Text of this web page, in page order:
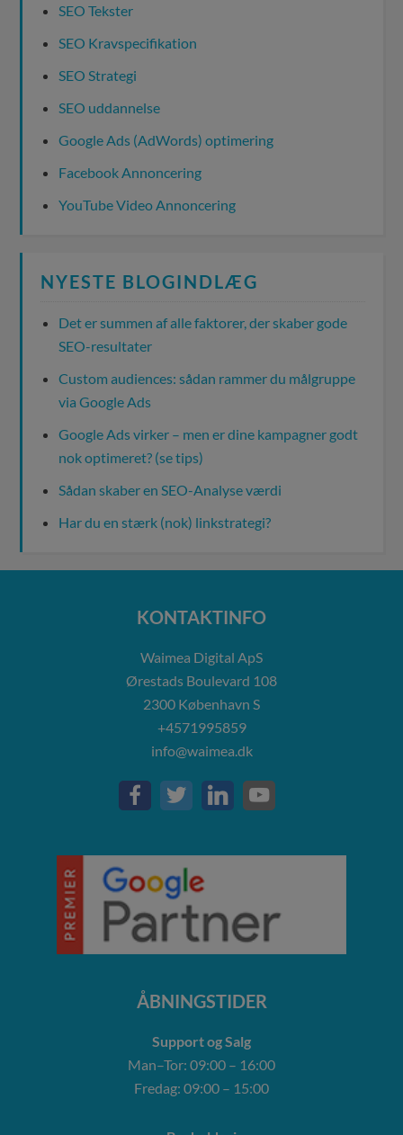
SEO Tekster
SEO Kravspecifikation
SEO Strategi
SEO uddannelse
Google Ads (AdWords) optimering
Facebook Annoncering
YouTube Video Annoncering
NYESTE BLOGINDLÆG
Det er summen af alle faktorer, der skaber gode
SEO-resultater
Custom audiences: sådan rammer du målgruppe
via Google Ads
Google Ads virker – men er dine kampagner godt
nok optimeret? (se tips)
Sådan skaber en SEO-Analyse værdi
Har du en stærk (nok) linkstrategi?
KONTAKTINFO
Waimea Digital ApS
Ørestads Boulevard 108
2300 København S
+4571995859
info@waimea.dk
ÅBNINGSTIDER
Support og Salg
Man–Tor: 09:00 – 16:00
Fredag: 09:00 – 15:00